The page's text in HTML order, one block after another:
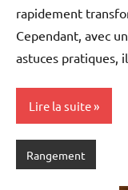
rapidement
Cependant, avec
astuces pratiques,
Lire la suite
Rangement